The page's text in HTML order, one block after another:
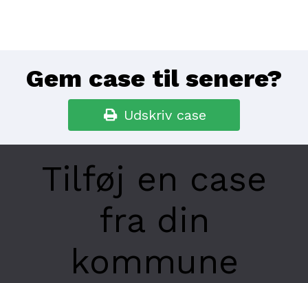
Gem case til senere?
 Udskriv case
Tilføj en case
fra din
kommune